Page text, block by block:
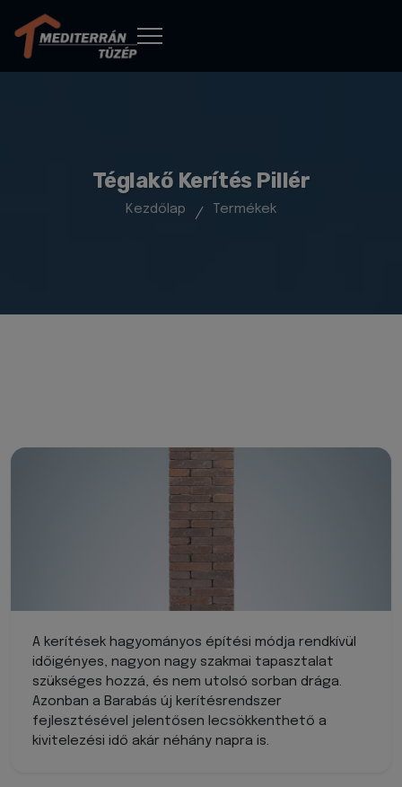
Téglakő Kerítés Pillér
Kezdőlap Termékek
A kerítések hagyományos építési módja rendkívül
időigényes, nagyon nagy szakmai tapasztalat
szükséges hozzá, és nem utolsó sorban drága.
Azonban a Barabás új kerítésrendszer
fejlesztésével jelentősen lecsökkenthető a
kivitelezési idő akár néhány napra is.